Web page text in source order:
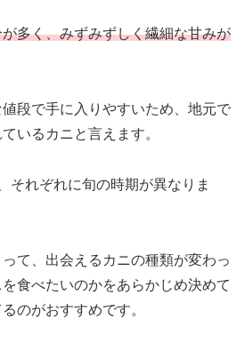
多く、みずみずしく繊細な甘みが
段で手に入りやすいため、地元で
いるカニと言えます。
それぞれに旬の時期が異なりま
て、出会えるカニの種類が変わっ
食べたいのかをあらかじめ決めて
のがおすすめです。